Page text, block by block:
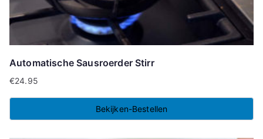
Automatische Sausroerder Stirr
€24.95
Bekijken-Bestellen